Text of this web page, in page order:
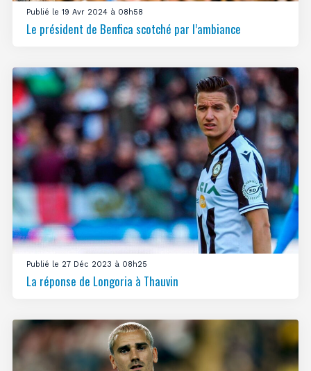
Publié le 19 Avr 2024 à 08h58
Le président de Benfica scotché par l’ambiance
Publié le 27 Déc 2023 à 08h25
La réponse de Longoria à Thauvin